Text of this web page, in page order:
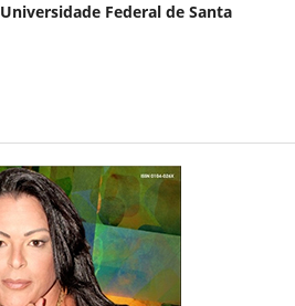
Universidade Federal de Santa